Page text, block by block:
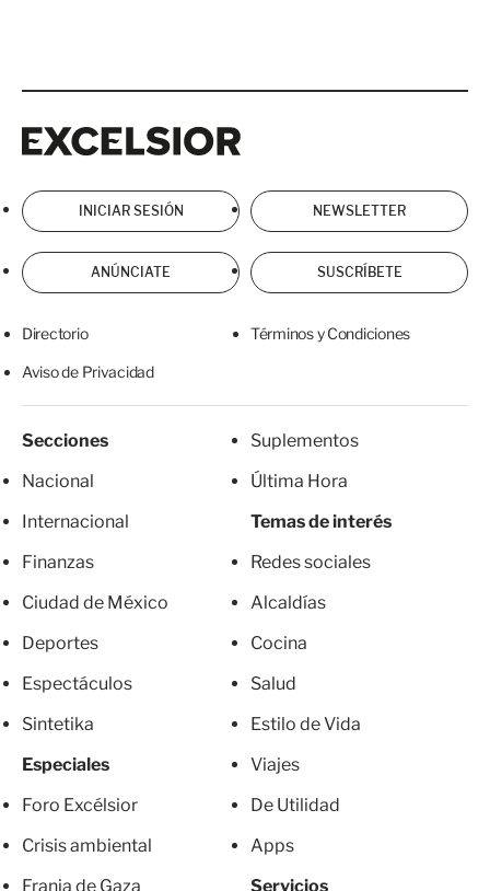
INICIAR SESIÓN NEWSLETTER
ANÚNCIATE SUSCRÍBETE
Directorio Términos y Condiciones
Aviso de Privacidad
Secciones
Nacional
Internacional
Finanzas
Ciudad de México
Deportes
Espectáculos
Sintetika
Especiales
Foro Excélsior
Crisis ambiental
Franja de Gaza
Suplementos
Última Hora
Temas de interés
Redes sociales
Alcaldías
Cocina
Salud
Estilo de Vida
Viajes
De Utilidad
Apps
Servicios